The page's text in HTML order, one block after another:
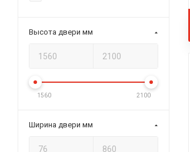
Высота двери мм
1560 2100
Ширина двери мм